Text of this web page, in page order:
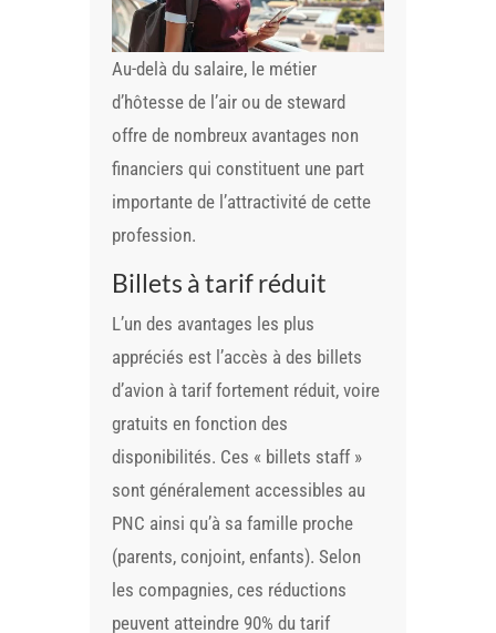
Au-delà du salaire, le métier
d’hôtesse de l’air ou de steward
offre de nombreux avantages non
financiers qui constituent une part
importante de l’attractivité de cette
profession.
Billets à tarif réduit
L’un des avantages les plus
appréciés est l’accès à des billets
d’avion à tarif fortement réduit, voire
gratuits en fonction des
disponibilités. Ces « billets staff »
sont généralement accessibles au
PNC ainsi qu’à sa famille proche
(parents, conjoint, enfants). Selon
les compagnies, ces réductions
peuvent atteindre 90% du tarif